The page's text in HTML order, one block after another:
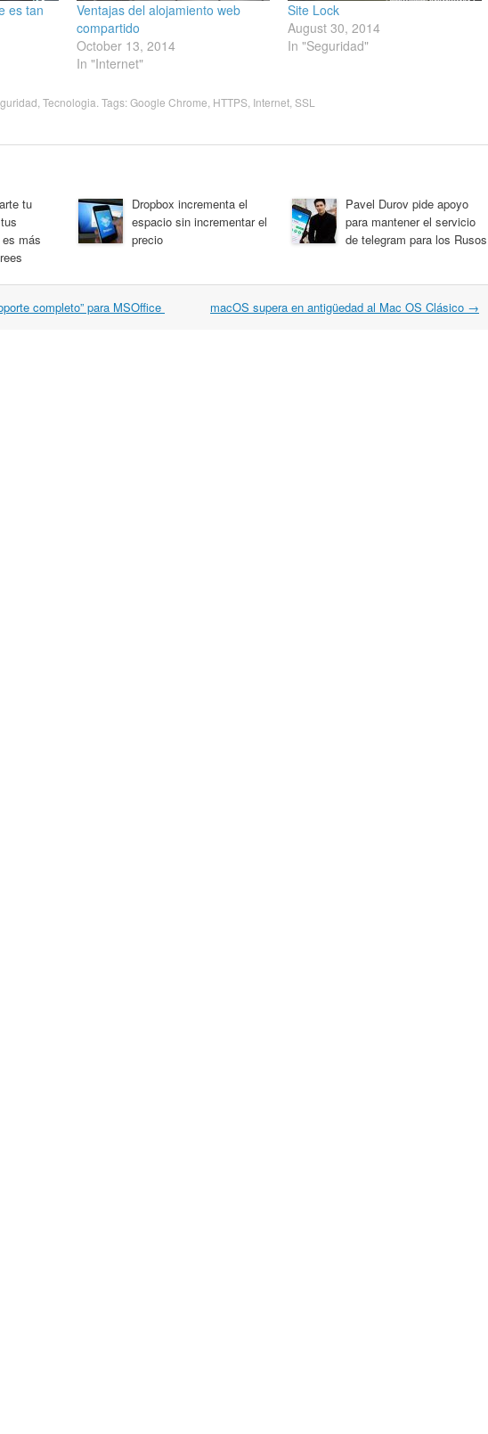
es tan
Ventajas del alojamiento web
compartido
October 13, 2014
In "Internet"
Site Lock
August 30, 2014
In "Seguridad"
Tecnologia . Tags:Google Chrome HTTPS Internet SSL
tu
más
Dropbox incrementa el
espacio sin incrementar el
precio
Pavel Durov pide apoyo
para mantener el servicio
de telegram para los Rusos
completo” para MSOffice macOS supera en antigüedad al Mac OS Clásico →